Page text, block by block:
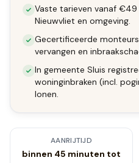
Vaste tarieven vanaf
Nieuwvliet en omgeving.
Gecertificeerde
vervangen en
In gemeente Sluis
woninginbraken (incl.
lonen.
AANRIJTIJD
binnen 45 minuten tot